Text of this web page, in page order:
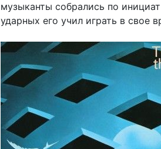
музыканты собрались по
ударных его учил играть в свое